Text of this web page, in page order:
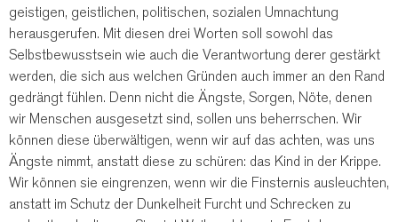
geistigen, geistlichen, politischen, sozialen Umnachtung
herausgerufen. Mit diesen drei Worten soll sowohl das
Selbstbewusstsein wie auch die Verantwortung derer gestärkt
werden, die sich aus welchen Gründen auch immer an den Rand
gedrängt fühlen. Denn nicht die Ängste, Sorgen, Nöte, denen
wir Menschen ausgesetzt sind, sollen uns beherrschen. Wir
können diese überwältigen, wenn wir auf das achten, was uns
Ängste nimmt, anstatt diese zu schüren: das Kind in der Krippe.
Wir können sie eingrenzen, wenn wir die Finsternis ausleuchten,
anstatt im Schutz der Dunkelheit Furcht und Schrecken zu